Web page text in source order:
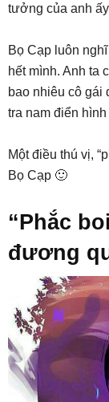
tưởng của anh
Bọ Cạp luôn
hết mình. Anh ta
bao nhiêu cô gái
tra nam điển
Một điều thú vị,
Bọ Cạp 🙂
“Phắc
đương